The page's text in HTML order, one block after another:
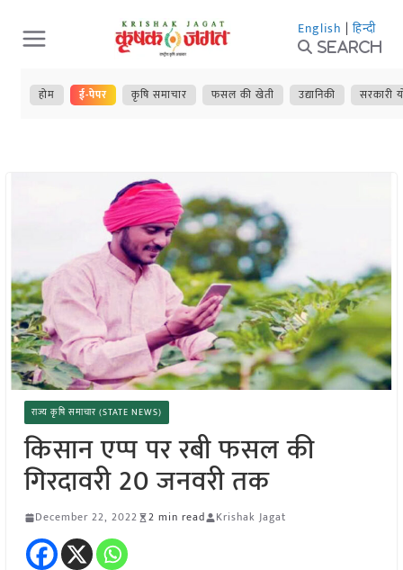
Skip
to
content
English | हिन्दी
Search
होम ई-पेपर कृषि समाचार फसल की खेती उद्यानिकी सरकारी
राज्य कृषि समाचार (STATE NEWS)
किसान एप्प पर रबी फसल की
गिरदावरी 20 जनवरी तक
December 22, 2022 2 min read Krishak Jagat